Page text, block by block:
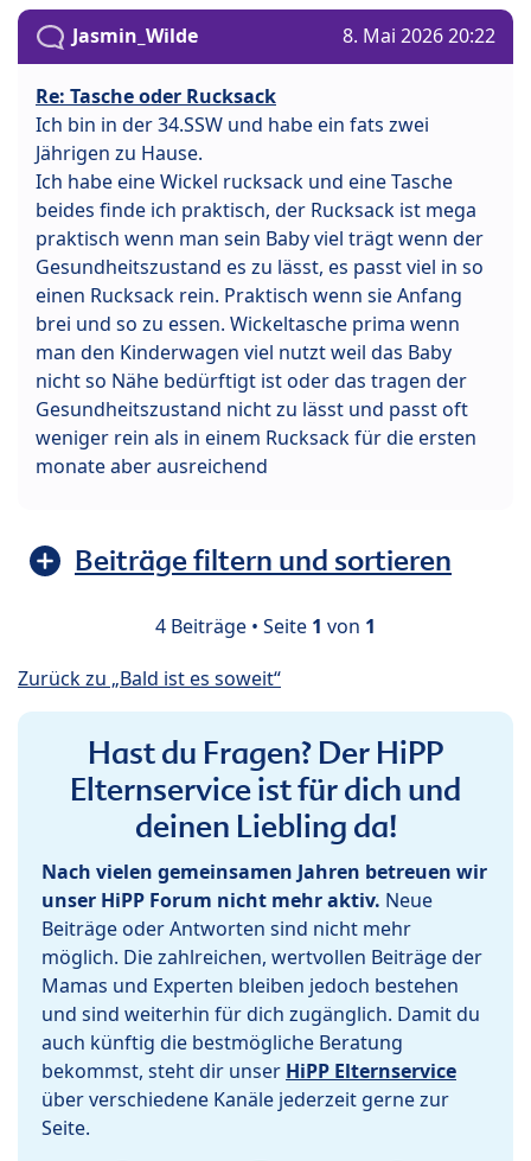
Jasmin_Wilde 8. Mai 2026 20:22
Re: Tasche oder Rucksack
Ich bin in der 34.SSW und habe ein fats zwei
Jährigen zu Hause.
Ich habe eine Wickel rucksack und eine Tasche
beides finde ich praktisch, der Rucksack ist mega
praktisch wenn man sein Baby viel trägt wenn der
Gesundheitszustand es zu lässt, es passt viel in so
einen Rucksack rein. Praktisch wenn sie Anfang
brei und so zu essen. Wickeltasche prima wenn
man den Kinderwagen viel nutzt weil das Baby
nicht so Nähe bedürftigt ist oder das tragen der
Gesundheitszustand nicht zu lässt und passt oft
weniger rein als in einem Rucksack für die ersten
monate aber ausreichend
Beiträge filtern und sortieren
4 Beiträge • Seite 1 von 1
Zurück zu „Bald ist es soweit“
Hast du Fragen? Der HiPP
Elternservice ist für dich und
deinen Liebling da!
Nach vielen gemeinsamen Jahren betreuen wir
unser HiPP Forum nicht mehr aktiv. Neue
Beiträge oder Antworten sind nicht mehr
möglich. Die zahlreichen, wertvollen Beiträge der
Mamas und Experten bleiben jedoch bestehen
und sind weiterhin für dich zugänglich. Damit du
auch künftig die bestmögliche Beratung
bekommst, steht dir unser HiPP Elternservice
über verschiedene Kanäle jederzeit gerne zur
Seite.